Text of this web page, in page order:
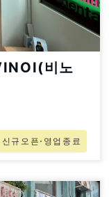
비노
신규오픈⋅영업종료